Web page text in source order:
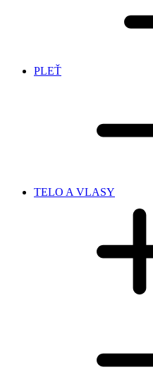
PLEŤ
TELO A VLASY